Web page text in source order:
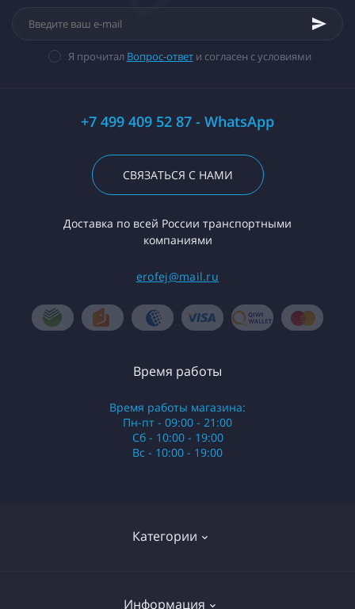
Я прочитал Вопрос-ответи согласен с условиями
+7 499 409 52 87 - WhatsApp
СВЯЗАТЬСЯ С НАМИ
Доставка по всей России транспортными
компаниями
erofej@mail.ru
Категории
Информация
Время работы
Время работы магазина:
Пн-пт - 09:00 - 21:00
Сб - 10:00 - 19:00
Вс - 10:00 - 19:00